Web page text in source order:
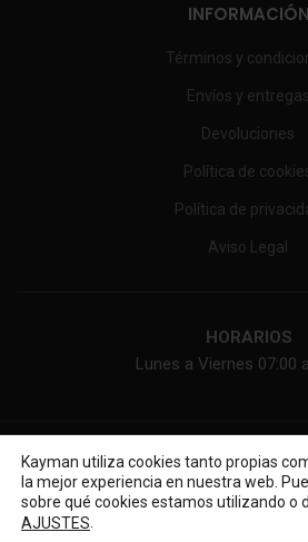
INFORMACIÓN
Términos y
Envíos y entregas
Devoluciones
Política de
Política de
Aviso Legal
HORARIOS
Lunes a Viernes 07:00
KAYMAN ONLINE, SL 2026 Web
Kayman utiliza cookies tanto propias
la mejor experiencia en nuestra web.
sobre qué cookies estamos utilizando o
AJUSTES